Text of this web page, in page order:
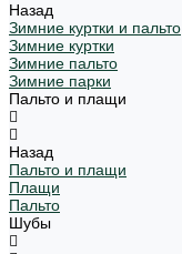
Назад
Зимние куртки и пальто
Зимние куртки
Зимние пальто
Зимние парки
Пальто и плащи
Назад
Пальто и плащи
Плащи
Пальто
Шубы